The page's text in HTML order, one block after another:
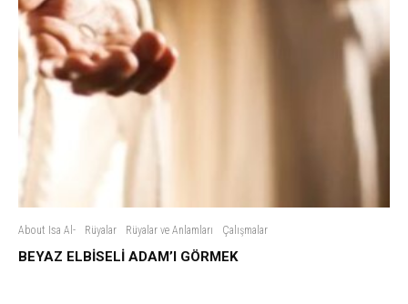
About Isa Al- Rüyalar Rüyalar ve Anlamları Çalışmalar
BEYAZ ELBİSELİ ADAM’I GÖRMEK